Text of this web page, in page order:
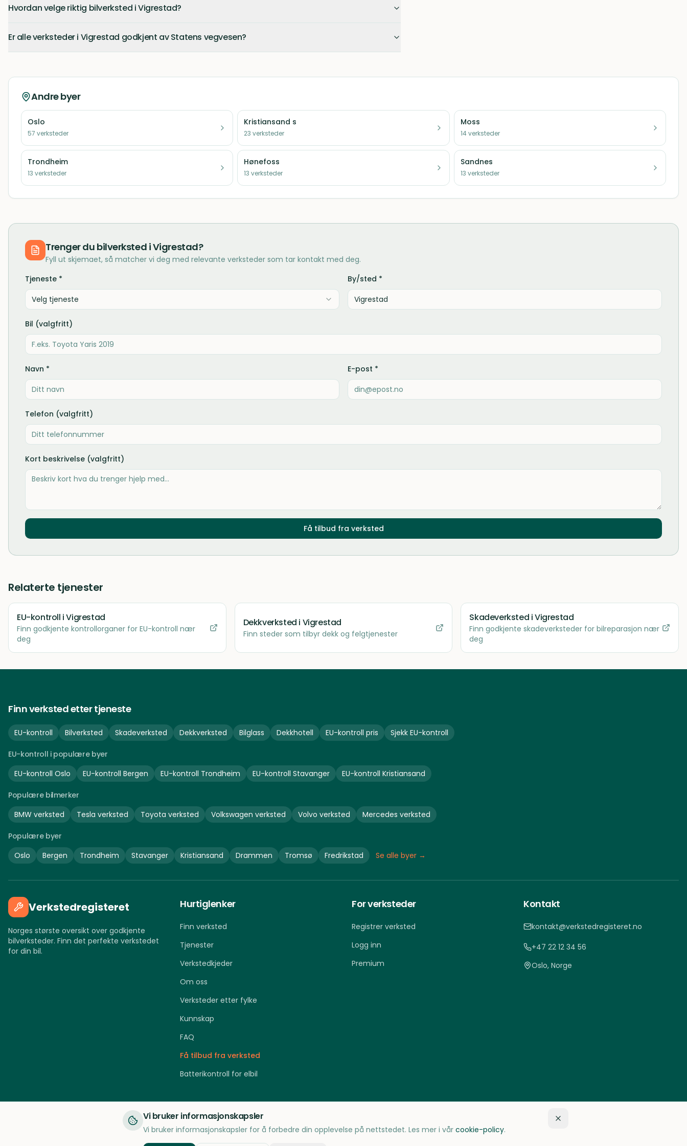
Hvordan velge riktig bilverksted i Vigrestad?
Er alle verksteder i Vigrestad godkjent av Statens vegvesen?
Andre byer
Oslo
57 verksteder
Kristiansand s
23 verksteder
Moss
14verksteder
Trondheim
13 verksteder
Hønefoss
13 verksteder
Sandnes
13 verksteder
Trenger du bilverksted iVigrestad?
Fyll ut skjemaet, så matcher vi deg med relevante verksteder som tar kontakt med deg.
Tjeneste *
Velg tjeneste
By/sted *
Bil (valgfritt)
Navn * E-post *
Telefon (valgfritt)
Kort beskrivelse (valgfritt)
Få tilbud fra verksted
Relaterte tjenester
EU-kontroll i Vigrestad
Finn godkjente kontrollorganer for EU-kontroll nær
deg
Dekkverksted i Vigrestad
Finn steder som tilbyr dekk og felgtjenester
Skadeverksted i Vigrestad
Finn godkjente skadeverksteder for bilreparasjon nær
deg
Finn verksted etter tjeneste
EU-kontroll Bilverksted Skadeverksted Dekkverksted Bilglass Dekkhotell EU-kontroll pris Sjekk EU-kontroll
EU-kontroll i populære byer
EU-kontroll Oslo EU-kontroll Bergen EU-kontroll Trondheim EU-kontroll Stavanger EU-kontroll Kristiansand
Populære bilmerker
BMW verksted Tesla verksted Toyota verksted Volkswagen verksted Volvo verksted Mercedes verksted
Populære byer
Oslo
Bergen Trondheim Stavanger Kristiansand Drammen Tromsø Fredrikstad Se alle byer →
Verkstedregisteret
Norges største oversikt over godkjente
bilverksteder. Finn det perfekte verkstedet
for din bil.
Hurtiglenker
Finn verksted
Tjenester
Verkstedkjeder
Om oss
Verksteder etter fylke
Kunnskap
FAQ
Få tilbud fra verksted
Batterikontroll for elbil
For verksteder
Registrer verksted
Logg inn
Premium
Kontakt
kontakt@verkstedregisteret.no
+47 22 12 34 56
Oslo, Norge
Verkstedregisteret. Alle rettigheter reservert.
Vi bruker informasjonskapsler
Vi bruker informasjonskapsler for å forbedre din opplevelse på nettstedet. Les mer i vår cookie-policy.